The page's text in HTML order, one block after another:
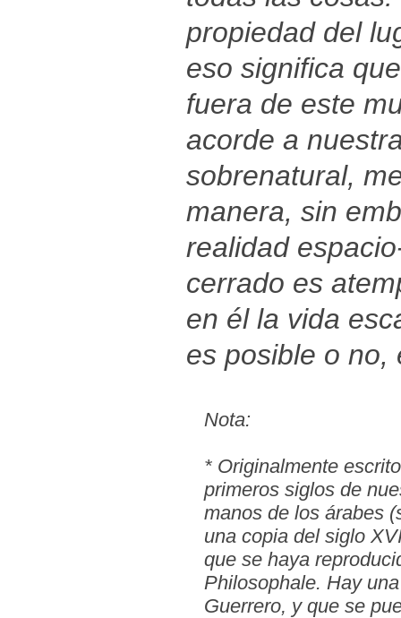
propiedad del
eso significa
fuera de este
acorde a
sobrenatural,
manera, sin
realidad
cerrado es
en él la vida
es posible o no,
Nota:
* Originalmente
primeros siglos de
manos de los árabes
una copia del siglo
que se haya
Philosophale. Hay
Guerrero, y que se